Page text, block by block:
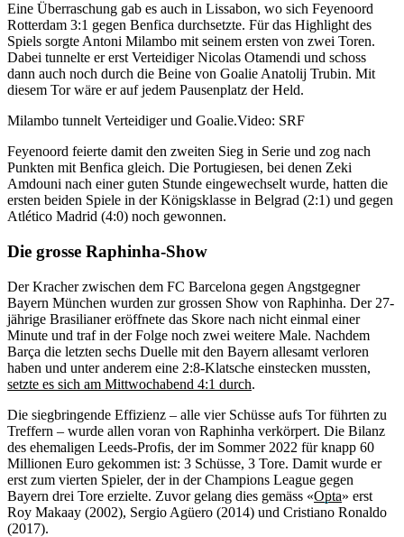
Eine Überraschung gab es auch in Lissabon, wo sich Feyenoord
Rotterdam 3:1 gegen Benfica durchsetzte. Für das Highlight des
Spiels sorgte Antoni Milambo mit seinem ersten von zwei Toren.
Dabei tunnelte er erst Verteidiger Nicolas Otamendi und schoss
dann auch noch durch die Beine von Goalie Anatolij Trubin. Mit
diesem Tor wäre er auf jedem Pausenplatz der Held.
Milambo tunnelt Verteidiger und Goalie.Video: SRF
Feyenoord feierte damit den zweiten Sieg in Serie und zog nach
Punkten mit Benfica gleich. Die Portugiesen, bei denen Zeki
Amdouni nach einer guten Stunde eingewechselt wurde, hatten die
ersten beiden Spiele in der Königsklasse in Belgrad (2:1) und gegen
Atlético Madrid (4:0) noch gewonnen.
Die grosse Raphinha-Show
Der Kracher zwischen dem FC Barcelona gegen Angstgegner
Bayern München wurden zur grossen Show von Raphinha. Der 27-
jährige Brasilianer eröffnete das Skore nach nicht einmal einer
Minute und traf in der Folge noch zwei weitere Male. Nachdem
Barça die letzten sechs Duelle mit den Bayern allesamt verloren
haben und unter anderem eine 2:8-Klatsche einstecken mussten,
setzte es sich am Mittwochabend 4:1 durch.
Die siegbringende Effizienz – alle vier Schüsse aufs Tor führten zu
Treffern – wurde allen voran von Raphinha verkörpert. Die Bilanz
des ehemaligen Leeds-Profis, der im Sommer 2022 für knapp 60
Millionen Euro gekommen ist: 3 Schüsse, 3 Tore. Damit wurde er
erst zum vierten Spieler, der in der Champions League gegen
Bayern drei Tore erzielte. Zuvor gelang dies gemäss «Opta» erst
Roy Makaay (2002), Sergio Agüero (2014) und Cristiano Ronaldo
(2017).